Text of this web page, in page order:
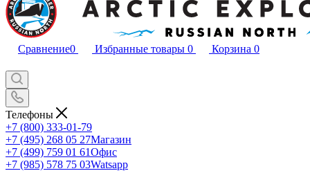
Сравнение0 Избранные товары 0 Корзина 0
Телефоны
+7 (800) 333-01-79
+7 (495) 268 05 27Магазин
+7 (499) 759 01 61Офис
+7 (985) 578 75 03Watsapp